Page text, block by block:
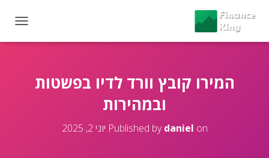
O
המירו קובץ וורד לדיו בפשטות
ובמהירות
Published bydaniel on יוני 2, 2025